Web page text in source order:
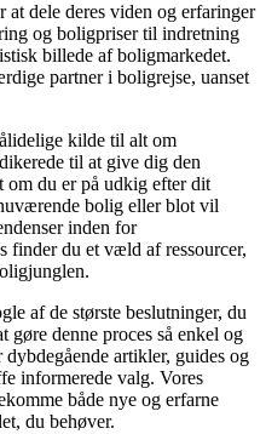
at dele deres viden og erfaringer
og boligpriser til indretning
billede af boligmarkedet.
partner i boligrejse, uanset
kilde til alt om
til at give dig den
om du er på udkig efter dit
bolig eller blot vil
inden for
finder du et væld af ressourcer,
af de største beslutninger, du
denne proces så enkel og
artikler, guides og
informerede valg. Vores
både nye og erfarne
du behøver.